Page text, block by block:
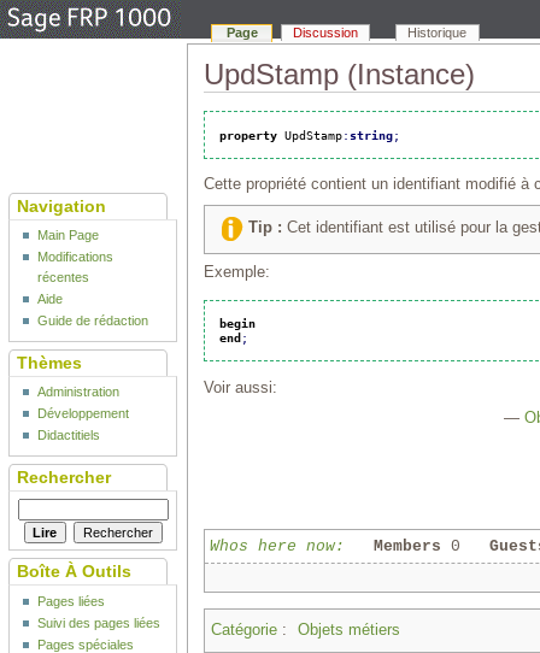
UpdStamp (Instance)
property UpdStamp:string;
Cette propriété contient un identifiant modifié à
Tip : Cet identifiant est utilisé pour la
Exemple:
begin
end ;
Voir aussi:
—
Whos here now: Members 0
Catégorie: Objets métiers
Page Discussion Historique
Navigation
Main Page
Modifications
récentes
Aide
Guide de rédaction
Thèmes
Administration
Développement
Didactitiels
Rechercher
Boîte À Outils
Pages liées
Suivi des pages liées
Pages spéciales